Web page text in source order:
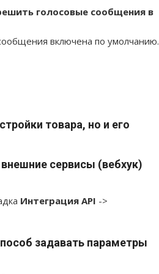
голосовые сообщения в
включена по умолчанию.
товара, но и его
сервисы (вебхук)
Интеграция API ->
задавать параметры